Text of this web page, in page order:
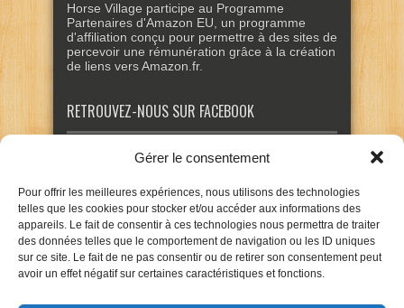
Gérer le consentement
Pour offrir les meilleures expériences, nous utilisons des technologies
telles que les cookies pour stocker et/ou accéder aux informations des
appareils. Le fait de consentir à ces technologies nous permettra de traiter
des données telles que le comportement de navigation ou les ID uniques
sur ce site. Le fait de ne pas consentir ou de retirer son consentement peut
avoir un effet négatif sur certaines caractéristiques et fonctions.
Horse Village participe au Programme
Partenaires d'Amazon EU, un programme
d'affiliation conçu pour permettre à des sites de
percevoir une rémunération grâce à la création
de liens vers Amazon.fr.
RETROUVEZ-NOUS SUR FACEBOOK